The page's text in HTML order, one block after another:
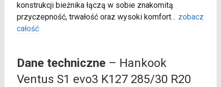
konstrukcji bieżnika łączą w sobie znakomitą
przyczepność, trwałość oraz wysoki komfort... zobacz
całość
Dane techniczne– Hankook
Ventus S1 evo3 K127 285/30 R20